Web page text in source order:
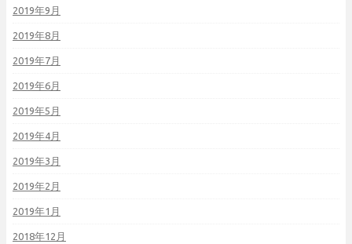
2019年9月
2019年8月
2019年7月
2019年6月
2019年5月
2019年4月
2019年3月
2019年2月
2019年1月
2018年12月